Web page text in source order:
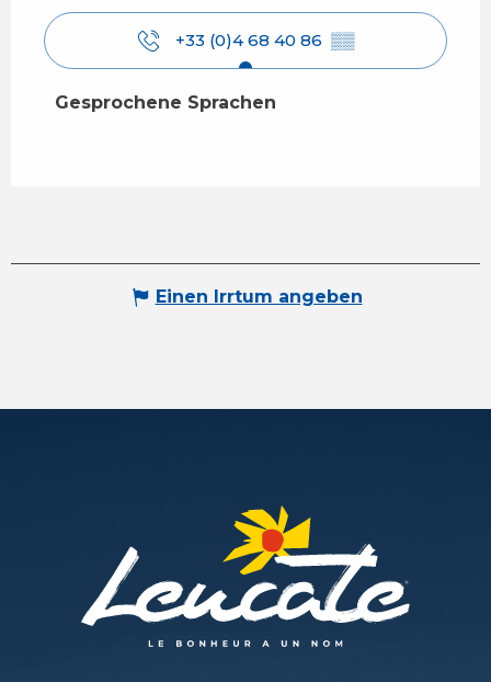
+33 (0)4 68 40 86 ▒▒
Gesprochene Sprachen
Gesprochene Sprachen
Einen Irrtum angeben